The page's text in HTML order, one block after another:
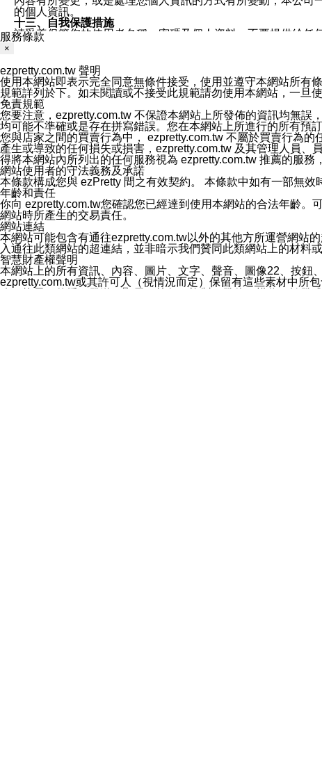
的個人資訊。
十三、自我保護措施
請妥善保管您的使用者名稱、密碼及個人資料，不要提供給
窗，以防止他人讀取您的個人資料、信件或進入所機關管理區。
您同意本公司網站，透過您所提供的郵件地址與您取得聯絡並
停止接收這些資料或電子郵件。
十五、訊息通知
本公司/本服務將以通知型訊息傳送重要訊息給您。即使未加
本公司/本服務傳送之通知型訊息以對您有效且重要的訊息為
1.LINE 帳號設定的電話號碼與本公司/本服務所傳來的電話號
2.該 LINE 帳號已在 LINE APP 設定中，同意接收通知型訊息。
3.LINE 帳號未封鎖傳送訊息之 LINE 官方帳號。
欲變更通知型訊息的設定，操作如下：
1.點選「主頁」＞「設定」
2.點選「隱私設定」
3.點選「提供使用資料」
4.點選「LINE通知型訊息」
5.開關「接收LINE通知型訊息」
❗️關閉「接收通知型訊息」後，將不會接收到來自任何企業官
服務條款
×
ezpretty.com.tw 聲明
使用本網站即表示完全同意無條件接受，使用並遵守本網站所有
規範詳列於下。如未閱讀或不接受此規範請勿使用本網站，一旦
免責規範
您要注意，ezpretty.com.tw 不保證本網站上所發佈的資訊均無誤
均可能不準確或是存在拼寫錯誤。您在本網站上所進行的所有預
您與店家之間的買賣行為中， ezpretty.com.tw 不屬於買賣行為
產生或導致的任何損失或損害，ezpretty.com.tw 及其管理人員
得將本網站內所列出的任何服務視為 ezpretty.com.tw 推薦的服
網站使用者的守法義務及承諾
本條款構成您與 ezPretty 間之有效契約。 本條款中如有一部無
年齡和責任
你向 ezpretty.com.tw您確認您已經達到使用本網站的合法年齡
網站時所產生的交易責任。
網站連結
本網站可能包含有通往ezpretty.com.tw以外的其他方所運營網站
入通往此類網站的超連結，並非暗示我們贊同此類網站上的材料
智慧財產權聲明
本網站上的所有資訊、內容、圖片、文字、聲音、圖像22、按鈕
ezpretty.com.tw或其許可人（視情況而定）保留有這些素材中所